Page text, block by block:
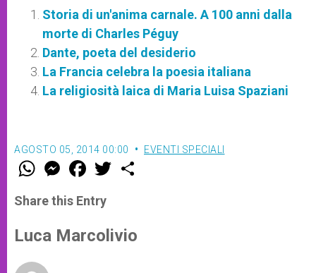
Storia di un'anima carnale. A 100 anni dalla
morte di Charles Péguy
Dante, poeta del desiderio
La Francia celebra la poesia italiana
La religiosità laica di Maria Luisa Spaziani
AGOSTO 05, 2014 00:00 EVENTI SPECIALI
W
t
s
p
p
M
e
s
e
g
e
F
a
e
b
o
k
w
r
Share this Entry
Luca Marcolivio